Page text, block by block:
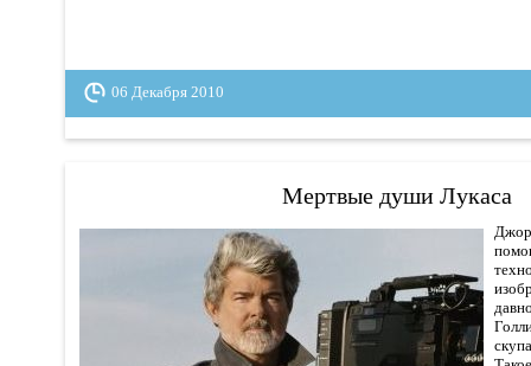
06 Декабря 2010
Мертвые души Лукаса